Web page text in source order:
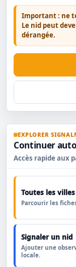
Important : ne
Le nid peut
dérangée.
EXPLORER
Continuer
Accès rapide aux
Toutes les villes
Parcourir les
Signaler un nid
Ajouter une
locale.